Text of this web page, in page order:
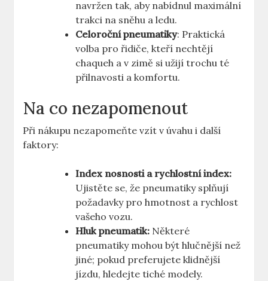
navržen tak, aby nabídnul maximální
trakci na sněhu a ledu.
Celoroční pneumatiky: Praktická
volba pro řidiče, kteří nechtějí
chaqueh a v zimě si užijí trochu té
přilnavosti a komfortu.
Na co nezapomenout
Při nákupu nezapomeňte vzít v úvahu i další
faktory:
Index nosnosti a rychlostní index:
Ujistěte se, že pneumatiky splňují
požadavky pro hmotnost a rychlost
vašeho vozu.
Hluk pneumatik: Některé
pneumatiky mohou být hlučnější než
jiné; pokud preferujete klidnější
jízdu, hledejte tiché modely.